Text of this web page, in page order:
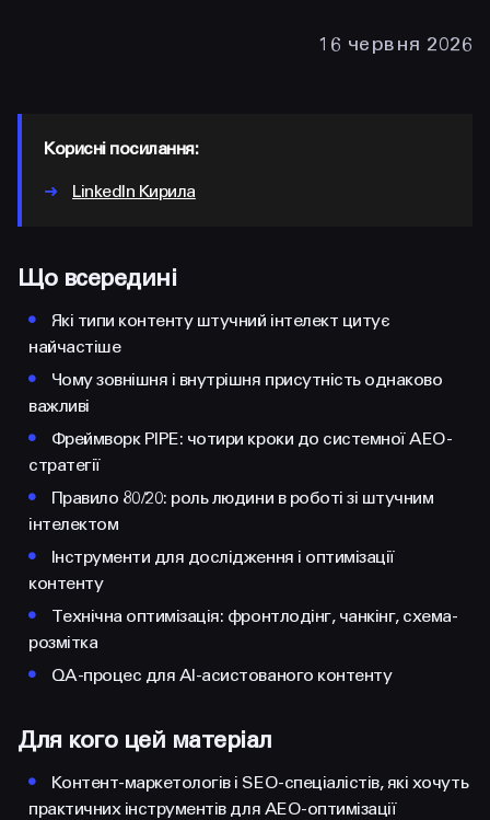
16 червня 2026
Корисні посилання:
➜ LinkedIn Кирила
Що всередині
•
Які типи контенту штучний інтелект цитує
найчастіше
•
Чому зовнішня і внутрішня присутність однаково
важливі
•
Фреймворк PIPE: чотири кроки до системної AEO-
стратегії
•
Правило 80/20: роль людини в роботі зі штучним
інтелектом
•
Інструменти для дослідження і оптимізації
контенту
•
Технічна оптимізація: фронтлодінг, чанкінг, схема-
розмітка
•
QA-процес для AI-асистованого контенту
Для кого цей матеріал
•
Контент-маркетологів і SEO-спеціалістів, які хочуть
практичних інструментів для AEO-оптимізації